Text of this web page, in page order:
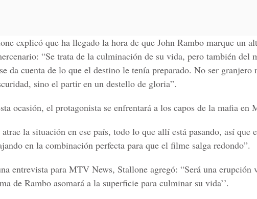
explicó que ha llegado la hora de que John Rambo marque un
“Se trata de la culminación de su vida, pero también del
da cuenta de lo que el destino le tenía preparado. No ser granjero
sino el partir en un destello de gloria”.
ocasión, el protagonista se enfrentará a los capos de la mafia en
la situación en ese país, todo lo que allí está pasando, así que
en la combinación perfecta para que el filme salga redondo”.
entrevista para MTV News, Stallone agregó: “Será una erupción
de Rambo asomará a la superficie para culminar su vida’’.